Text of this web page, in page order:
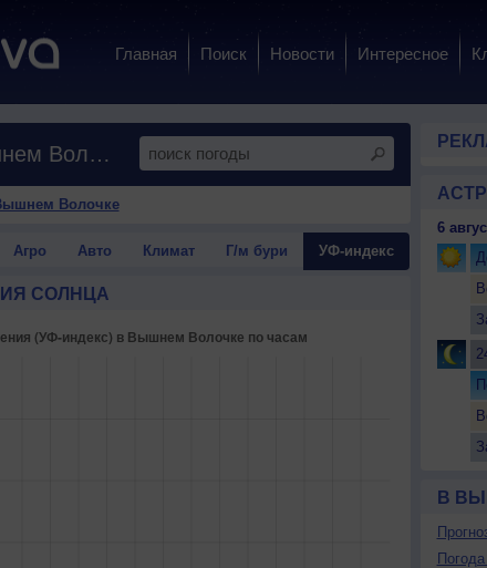
Главная Поиск Новости Интересное
Ультрафиолетовое излучение в Вышнем Волочке
Волочке
Агро Авто Климат Г/м бури УФ-индекс
СОЛНЦА
6
В